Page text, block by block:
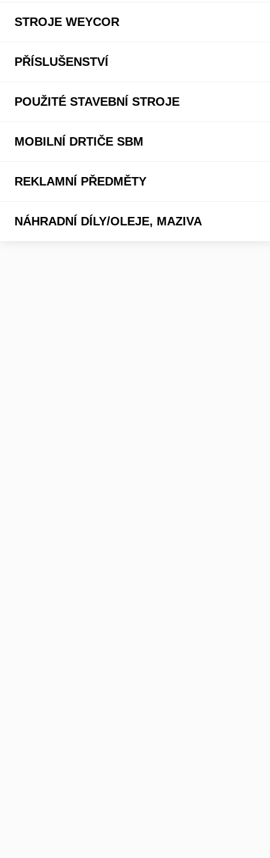
STROJE WEYCOR
PŘÍSLUŠENSTVÍ
POUŽITÉ STAVEBNÍ STROJE
MOBILNÍ DRTIČE SBM
REKLAMNÍ PŘEDMĚTY
NÁHRADNÍ DÍLY/OLEJE, MAZIVA